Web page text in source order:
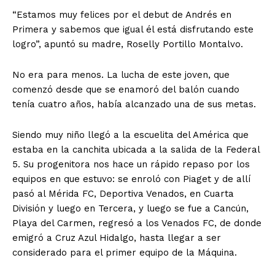
“Estamos muy felices por el debut de Andrés en
Primera y sabemos que igual él está disfrutando este
logro”, apuntó su madre, Roselly Portillo Montalvo.
No era para menos. La lucha de este joven, que
comenzó desde que se enamoró del balón cuando
tenía cuatro años, había alcanzado una de sus metas.
Siendo muy niño llegó a la escuelita del América que
estaba en la canchita ubicada a la salida de la Federal
5. Su progenitora nos hace un rápido repaso por los
equipos en que estuvo: se enroló con Piaget y de allí
pasó al Mérida FC, Deportiva Venados, en Cuarta
División y luego en Tercera, y luego se fue a Cancún,
Playa del Carmen, regresó a los Venados FC, de donde
emigró a Cruz Azul Hidalgo, hasta llegar a ser
considerado para el primer equipo de la Máquina.